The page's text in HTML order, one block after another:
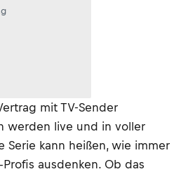
mit TV-Sender
werden live und in voller
Serie kann heißen, wie immer
ausdenken. Ob das